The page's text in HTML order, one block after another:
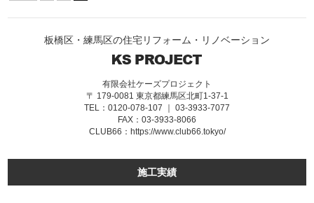
板橋区・練馬区の住宅リフォーム・リノベーション
有限会社ケーズプロジェクト
〒 179-0081 東京都練馬区北町1-37-1
TEL：0120-078-107 ｜ 03-3933-7077
FAX：03-3933-8066
CLUB66： https://www.club66.tokyo/
施工実績